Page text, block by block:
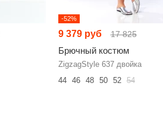
-52%
9 379 руб 17 825
Брючный костюм
ZigzagStyle 637 двойка
44
46 48 50 52 54